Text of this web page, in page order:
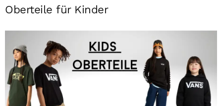
Oberteile für Kinder